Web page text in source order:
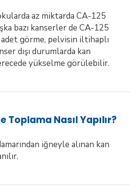
az miktarda CA-125
bazı kanserler de CA-125
görme, pelvisin iltihaplı
dışı durumlarda kan
yükselme görülebilir.
Toplama Nasıl Yapılır?
iğneyle alınan kan